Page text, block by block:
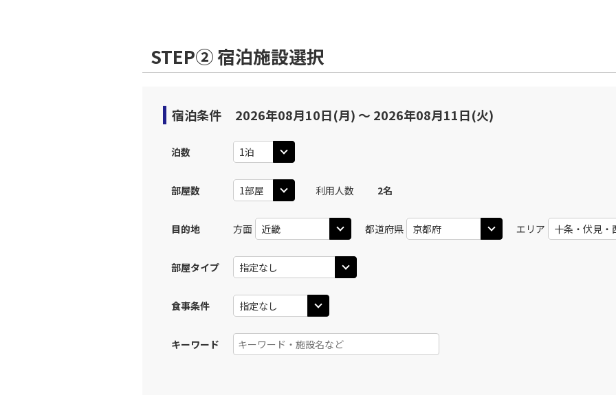
STEP② 宿泊施設選択
宿泊条件 2026年08月10日(月) 〜 2026年08月11日(火)
泊数
部屋数 利用人数 2名
目的地 方面 都道府県 エリア
部屋タイプ
食事条件
キーワード